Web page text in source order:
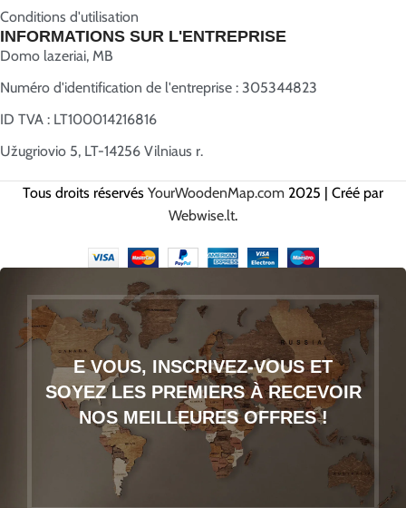
Conditions d'utilisation
INFORMATIONS SUR L'ENTREPRISE
Domo lazeriai, MB
Numéro d'identification de l'entreprise : 305344823
ID TVA : LT100014216816
Užugriovio 5, LT-14256 Vilniaus r.
Tous droits réservés YourWoodenMap.com 2025 | Créé par
Webwise.lt.
E VOUS, INSCRIVEZ-VOUS ET
SOYEZ LES PREMIERS À RECEVOIR
NOS MEILLEURES OFFRES !